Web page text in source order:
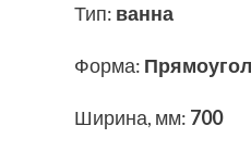
Тип: ванна
Форма:
Ширина, мм: 700